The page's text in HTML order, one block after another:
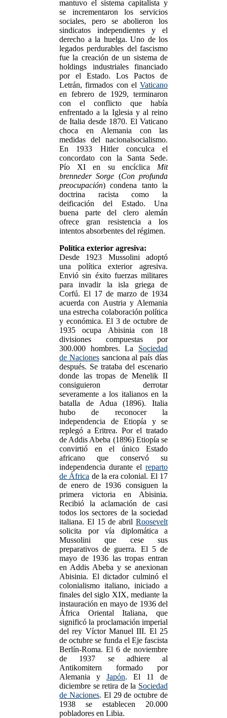
mantuvo el sistema capitalista y
se incrementaron los servicios
sociales, pero se abolieron los
sindicatos independientes y el
derecho a la huelga. Uno de los
legados perdurables del fascismo
fue la creación de un sistema de
holdings industriales financiado
por el Estado. Los Pactos de
Letrán, firmados con el Vaticano
en febrero de 1929, terminaron
con el conflicto que había
enfrentado a la Iglesia y al reino
de Italia desde 1870. El Vaticano
choca en Alemania con las
medidas del nacionalsocialismo.
En 1933 Hitler conculca el
concordato con la Santa Sede.
Pío XI en su encíclica Mit
brenneder Sorge (Con profunda
preocupación) condena tanto la
doctrina racista como la
deificación del Estado. Una
buena parte del clero alemán
ofrece gran resistencia a los
intentos absorbentes del régimen.
Política exterior agresiva:
Desde 1923 Mussolini adoptó
una política exterior agresiva.
Envió sin éxito fuerzas militares
para invadir la isla griega de
Corfú. El 17 de marzo de 1934
acuerda con Austria y Alemania
una estrecha colaboración política
y económica. El 3 de octubre de
1935 ocupa Abisinia con 18
divisiones compuestas por
300.000 hombres. La Sociedad
de Nacionessanciona al país días
después. Se trataba del escenario
donde las tropas de Menelik II
consiguieron derrotar
severamente a los italianos en la
batalla de Adua (1896). Italia
hubo de reconocer la
independencia de Etiopía y se
replegó a Eritrea. Por el tratado
de Addis Abeba (1896) Etiopía se
convirtió en el único Estado
africano que conservó su
independencia durante el reparto
de África de la era colonial. El 17
de enero de 1936 consiguen la
primera victoria en Abisinia.
Recibió la aclamación de casi
todos los sectores de la sociedad
italiana. El 15 de abril Roosevelt
solicita por vía diplomática a
Mussolini que cese sus
preparativos de guerra. El 5 de
mayo de 1936 las tropas entran
en Addis Abeba y se anexionan
Abisinia. El dictador culminó el
colonialismo italiano, iniciado a
finales del siglo XIX, mediante la
instauración en mayo de 1936 del
África Oriental Italiana, que
significó la proclamación imperial
del rey Víctor Manuel III. El 25
de octubre se funda el Eje fascista
Berlín-Roma. El 6 de noviembre
de 1937 se adhiere al
Antikomitern formado por
Alemania y Japón. El 11 de
diciembre se retira de la Sociedad
de Naciones. El 29 de octubre de
1938 se establecen 20.000
pobladores en Libia.